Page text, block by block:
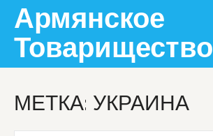
content
Армянское
Товарищество
МЕТКА: УКРАИНА